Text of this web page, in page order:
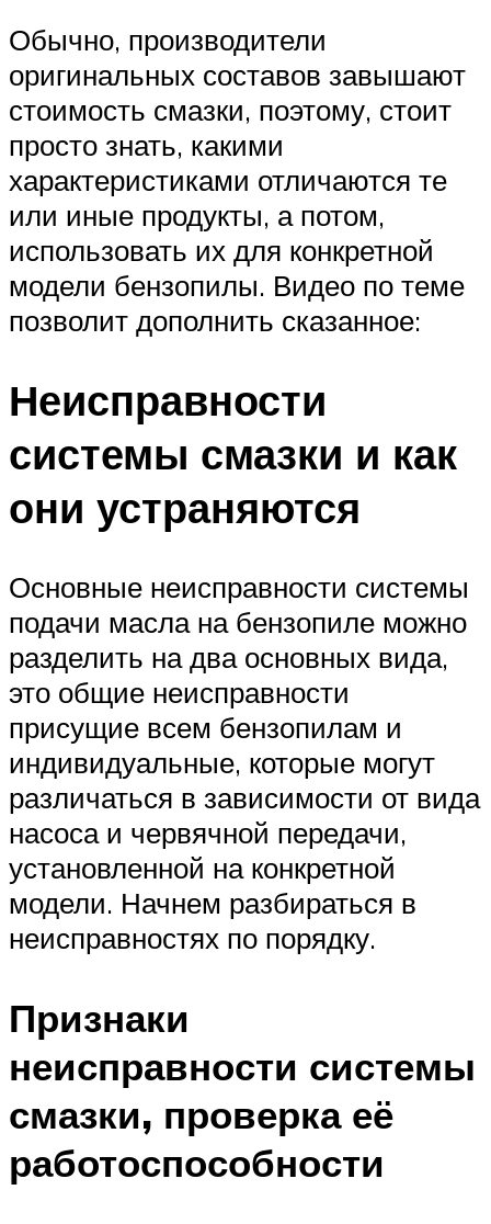
Обычно, производители
оригинальных составов завышают
стоимость смазки, поэтому, стоит
просто знать, какими
характеристиками отличаются те
или иные продукты, а потом,
использовать их для конкретной
модели бензопилы. Видео по теме
позволит дополнить сказанное:
Неисправности
системы смазки и как
они устраняются
Основные неисправности системы
подачи масла на бензопиле можно
разделить на два основных вида,
это общие неисправности
присущие всем бензопилам и
индивидуальные, которые могут
различаться в зависимости от вида
насоса и червячной передачи,
установленной на конкретной
модели. Начнем разбираться в
неисправностях по порядку.
Признаки
неисправности системы
смазки, проверка её
работоспособности